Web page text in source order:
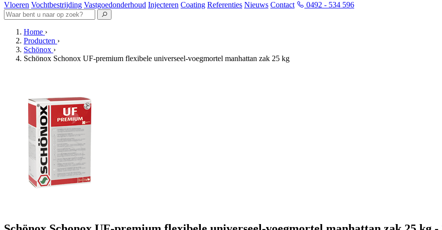
Vloeren Vochtbestrijding Vastgoedonderhoud Injecteren Coating Referenties Nieuws Contact 0492 - 534 596
Home ›
Producten ›
Schönox ›
Schönox Schonox UF-premium flexibele universeel-voegmortel manhattan zak 25 kg